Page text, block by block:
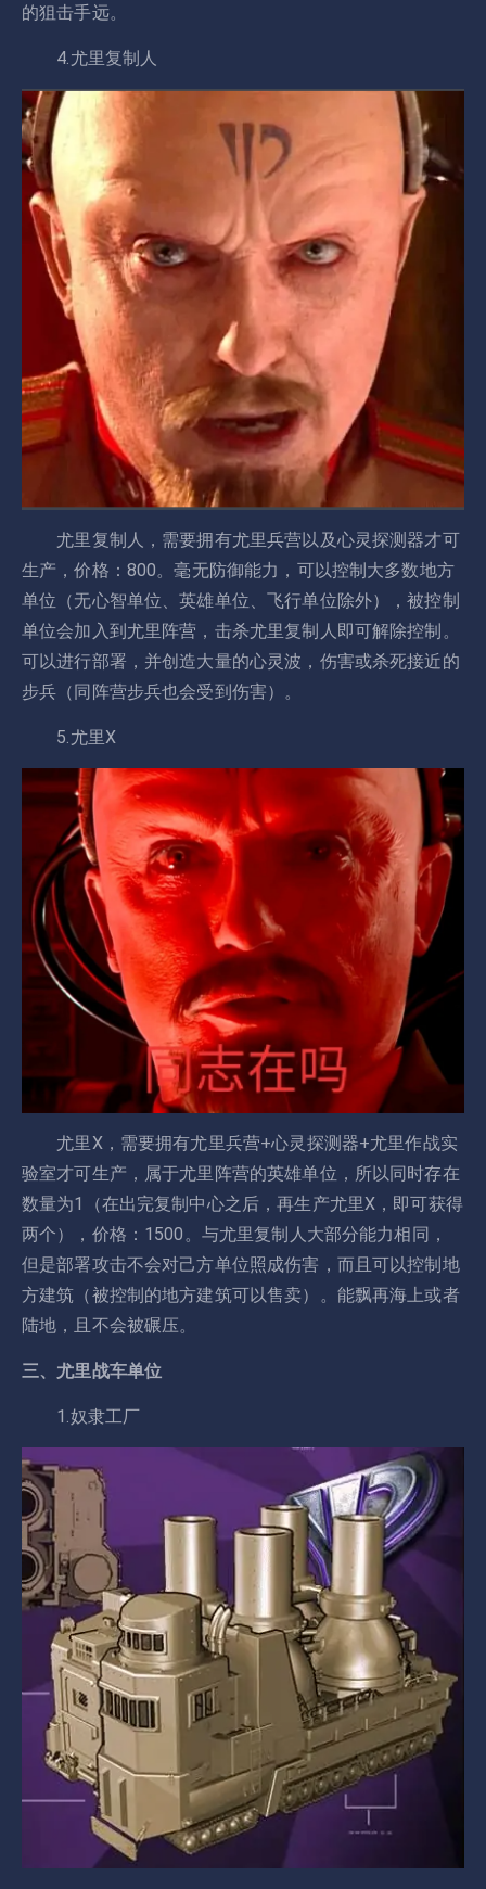
的狙击手远。
4.尤里复制人
尤里复制人，需要拥有尤里兵营以及心灵探测器才可
生产，价格：800。毫无防御能力，可以控制大多数地方
单位（无心智单位、英雄单位、飞行单位除外），被控制
单位会加入到尤里阵营，击杀尤里复制人即可解除控制。
可以进行部署，并创造大量的心灵波，伤害或杀死接近的
步兵（同阵营步兵也会受到伤害）。
5.尤里X
尤里X，需要拥有尤里兵营+心灵探测器+尤里作战实
验室才可生产，属于尤里阵营的英雄单位，所以同时存在
数量为1（在出完复制中心之后，再生产尤里X，即可获得
两个），价格：1500。与尤里复制人大部分能力相同，
但是部署攻击不会对己方单位照成伤害，而且可以控制地
方建筑（被控制的地方建筑可以售卖）。能飘再海上或者
陆地，且不会被碾压。
三、尤里战车单位
1.奴隶工厂